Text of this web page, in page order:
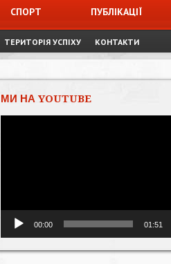
СПОРТ ПУБЛІКАЦІЇ
ТЕРИТОРІЯ УСПІХУ КОНТАКТИ
МИ НА YOUTUBE
00:00 01:51